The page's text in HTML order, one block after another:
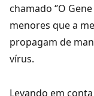
chamado ‘’O
menores que a
propagam de
vírus.
Levando em